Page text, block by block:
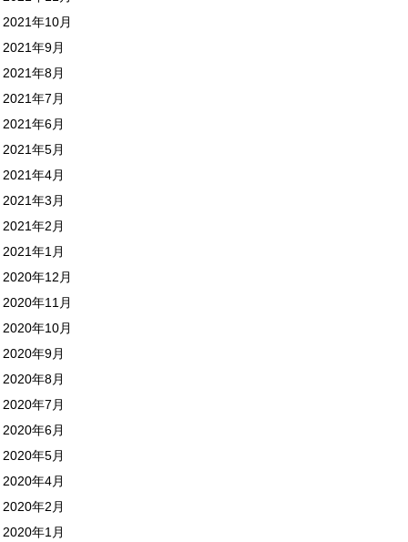
2021年10月
2021年9月
2021年8月
2021年7月
2021年6月
2021年5月
2021年4月
2021年3月
2021年2月
2021年1月
2020年12月
2020年11月
2020年10月
2020年9月
2020年8月
2020年7月
2020年6月
2020年5月
2020年4月
2020年2月
2020年1月